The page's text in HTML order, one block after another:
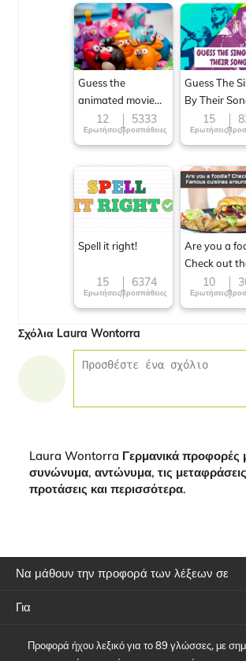
Guess the
animated movie
character
12
Ερωτήσεις
5333
Προσπάθειες
Guess The
By Their
15
Ερωτήσεις
Spell it right!
15
Ερωτήσεις
6374
Προσπάθειες
Are you a
Check out
Famous
around the
10
Ερωτήσεις
Σχόλια Laura Wontorra
Laura Wontorra Γερμανικά προφορές
συνώνυμα, αντώνυμα, τις
προτάσεις και περισσότερα.
Να μάθουν την προφορά των λέξεων σε
Για
Προφορά ήχου λεξικό για το 89 γλώσσες, με